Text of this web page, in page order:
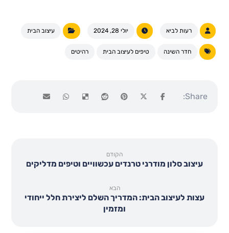
רעות לביא יולי 28, 2024 עיצוב הבית
חדר השינה טיפים לעיצוב הבית רהיטים
הקודם
עיצוב סלון מודרני טרנדים עכשוויים וטיפים מדליקים
הבא
עצות לעיצוב הבית: המדריך השלם ליצירת חלל ייחודי
ומזמין